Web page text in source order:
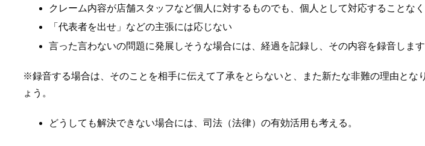
クレーム内容が店舗スタッフなど個人に対するものでも、個人として対応することな
「代表者を出せ」などの主張には応じない
言った言わないの問題に発展しそうな場合には、経過を記録し、その内容を録音します
※録音する場合は、そのことを相手に伝えて了承をとらないと、また新たな非難の理由とな
ょう。
どうしても解決できない場合には、司法（法律）の有効活用も考える。